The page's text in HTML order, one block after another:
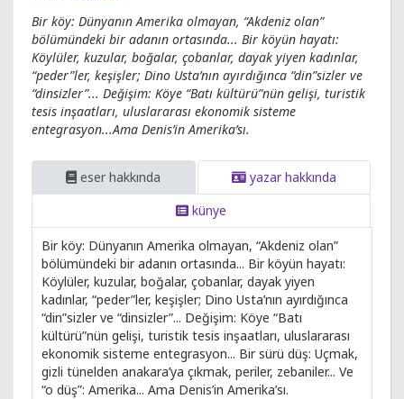
Bir köy: Dünyanın Amerika olmayan, “Akdeniz olan”
bölümündeki bir adanın ortasında... Bir köyün hayatı:
Köylüler, kuzular, boğalar, çobanlar, dayak yiyen kadınlar,
“peder”ler, keşişler; Dino Usta’nın ayırdığınca “din”sizler ve
“dinsizler”... Değişim: Köye “Batı kültürü”nün gelişi, turistik
tesis inşaatları, uluslararası ekonomik sisteme
entegrasyon...Ama Denis’in Amerika’sı.
eser hakkında
yazar hakkında
künye
Bir köy: Dünyanın Amerika olmayan, “Akdeniz olan”
bölümündeki bir adanın ortasında... Bir köyün hayatı:
Köylüler, kuzular, boğalar, çobanlar, dayak yiyen
kadınlar, “peder”ler, keşişler; Dino Usta’nın ayırdığınca
“din”sizler ve “dinsizler”... Değişim: Köye “Batı
kültürü”nün gelişi, turistik tesis inşaatları, uluslararası
ekonomik sisteme entegrasyon... Bir sürü düş: Uçmak,
gizli tünelden anakara’ya çıkmak, periler, zebaniler... Ve
“o düş”: Amerika... Ama Denis’in Amerika’sı.